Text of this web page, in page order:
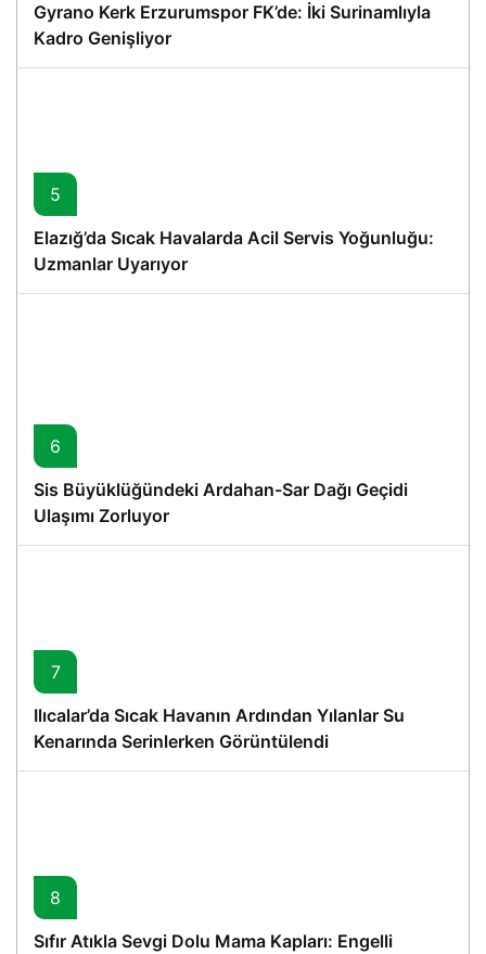
Gyrano Kerk Erzurumspor FK’de: İki Surinamlıyla
Kadro Genişliyor
5
Elazığ’da Sıcak Havalarda Acil Servis Yoğunluğu:
Uzmanlar Uyarıyor
6
Sis Büyüklüğündeki Ardahan-Sar Dağı Geçidi
Ulaşımı Zorluyor
7
Ilıcalar’da Sıcak Havanın Ardından Yılanlar Su
Kenarında Serinlerken Görüntülendi
8
Sıfır Atıkla Sevgi Dolu Mama Kapları: Engelli